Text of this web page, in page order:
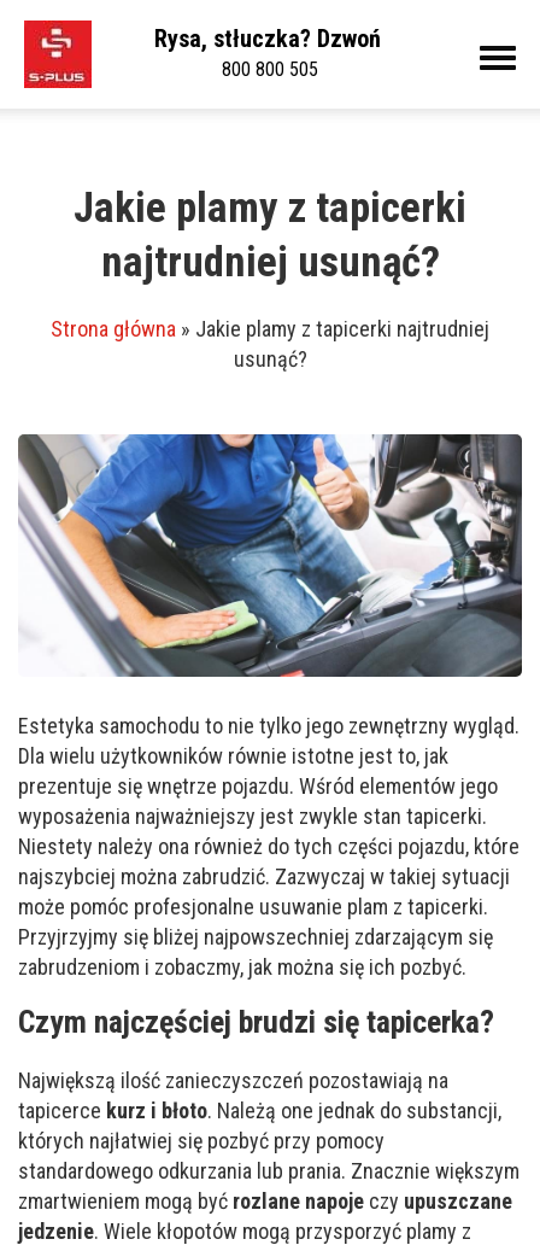
Rysa, stłuczka? Dzwoń
800 800 505
Jakie plamy z tapicerki
najtrudniej usunąć?
Strona główna » Jakie plamy z tapicerki najtrudniej
usunąć?
Estetyka samochodu to nie tylko jego zewnętrzny wygląd.
Dla wielu użytkowników równie istotne jest to, jak
prezentuje się wnętrze pojazdu. Wśród elementów jego
wyposażenia najważniejszy jest zwykle stan tapicerki.
Niestety należy ona również do tych części pojazdu, które
najszybciej można zabrudzić. Zazwyczaj w takiej sytuacji
może pomóc profesjonalne usuwanie plam z tapicerki.
Przyjrzyjmy się bliżej najpowszechniej zdarzającym się
zabrudzeniom i zobaczmy, jak można się ich pozbyć.
Czym najczęściej brudzi się tapicerka?
Największą ilość zanieczyszczeń pozostawiają na
tapicerce kurz i błoto. Należą one jednak do substancji,
których najłatwiej się pozbyć przy pomocy
standardowego odkurzania lub prania. Znacznie większym
zmartwieniem mogą być rozlane napoje czy upuszczane
jedzenie. Wiele kłopotów mogą przysporzyć plamy z